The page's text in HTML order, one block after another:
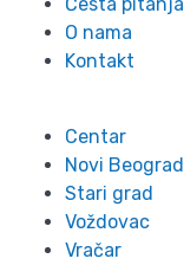
O nama
Kontakt
Centar
Novi Beograd
Stari grad
Voždovac
Vračar